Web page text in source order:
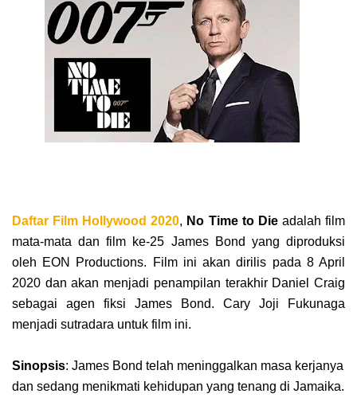
Daftar Film Hollywood 2020, No Time to Dieadalah film
mata-mata dan film ke-25 James Bond yang diproduksi
oleh EON Productions. Film ini akan dirilis pada 8 April
2020 dan akan menjadi penampilan terakhir Daniel Craig
sebagai agen fiksi James Bond. Cary Joji Fukunaga
menjadi sutradara untuk film ini.
Sinopsis: James Bond telah meninggalkan masa kerjanya
dan sedang menikmati kehidupan yang tenang di Jamaika.